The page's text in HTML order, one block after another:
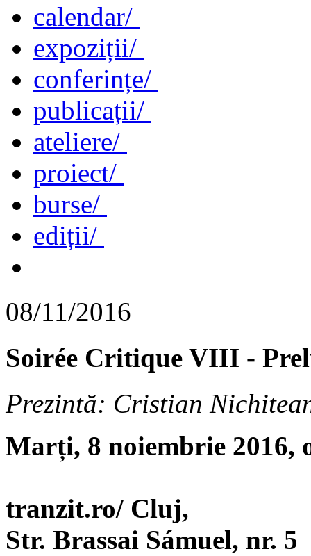
calendar/
expoziții/
conferințe/
publicații/
ateliere/
proiect/
burse/
ediții/
08/11/2016
Soirée Critique VIII -
Prezintă: Cristian
Marți, 8 noiembrie 2016,
tranzit.ro/ Cluj,
Str. Brassai Sámuel, nr. 5